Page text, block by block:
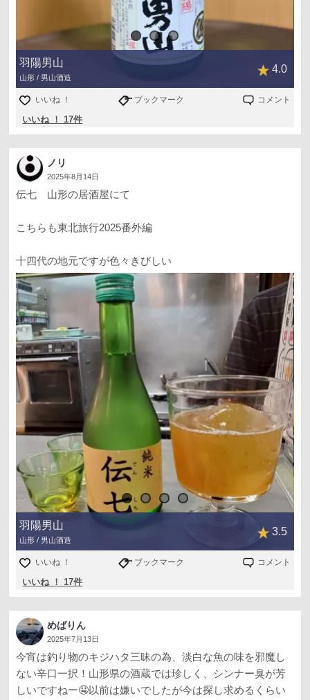
羽陽男山
山形 / 男山酒造
4.0
いいね ！ ブックマーク コメント
いいね ！ 17件
ノリ
2025年8月14日
伝七 山形の居酒屋にて
こちらも東北旅行2025番外編
十四代の地元ですが色々きびしい
羽陽男山
山形 / 男山酒造
3.5
いいね ！ ブックマーク コメント
いいね ！ 17件
めばりん
2025年7月13日
今宵は釣り物のキジハタ三昧の為、淡白な魚の味を邪魔し
ない辛口一択！山形県の酒蔵では珍しく、シンナー臭が芳
しいですねー🤤以前は嫌いでしたが今は探し求めるくらい